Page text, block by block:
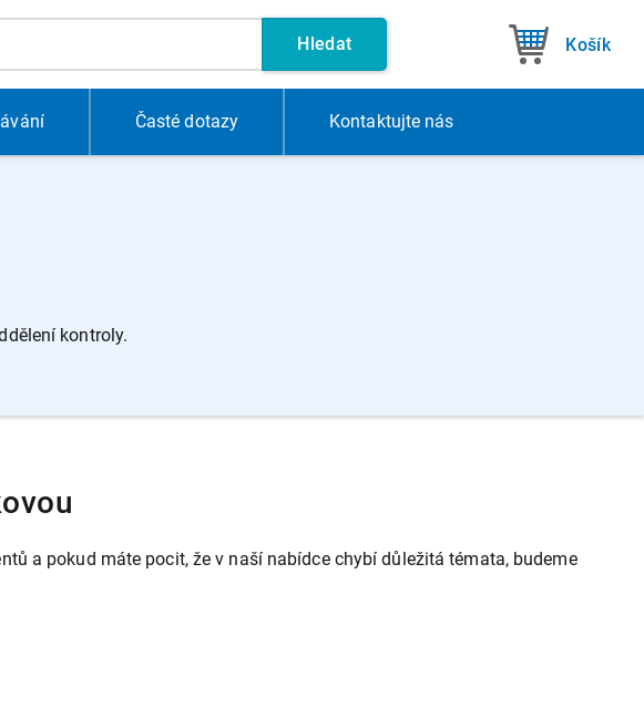
Hledat Košík
Časté dotazy Kontaktujte nás
kontroly.
a pokud máte pocit, že v naší nabídce chybí důležitá témata, budeme